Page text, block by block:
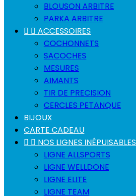
BLOUSON ARBITRE
PARKA ARBITRE
  ACCESSOIRES
COCHONNETS
SACOCHES
MESURES
AIMANTS
TIR DE PRECISION
CERCLES PETANQUE
BIJOUX
CARTE CADEAU
  NOS LIGNES INÉPUISABLES
LIGNE ALLSPORTS
LIGNE WELLDONE
LIGNE ELITE
LIGNE TEAM